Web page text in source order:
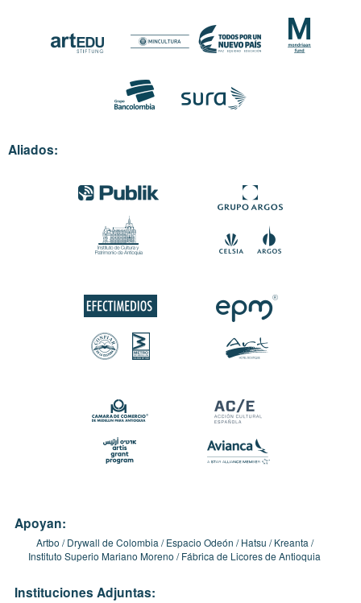
Aliados:
Apoyan:
Artbo Drywall de Colombia Espacio Odeón Hatsu
Kreanta
Instituto Superio Mariano Moreno
Fábrica de Licores de Antioquia
Instituciones Adjuntas: